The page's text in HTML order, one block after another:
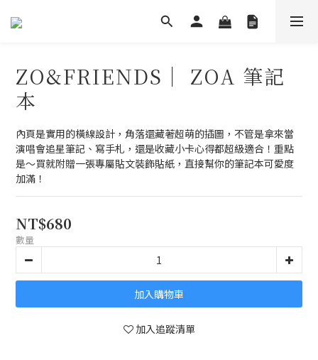
ZO&FRIENDS｜ ZOA 筆記
本
內頁是實用的橫線設計，角落還藏著超萌的插圖，不管是拿來當
演唱會追星筆記、寫手札，還是收藏小卡心得都超級適合！重點
是～買就附贈一張專屬貼文裝飾貼紙，直接幫你的筆記本可愛度
加滿！
NT$680
數量
加入購物車
加入追蹤清單